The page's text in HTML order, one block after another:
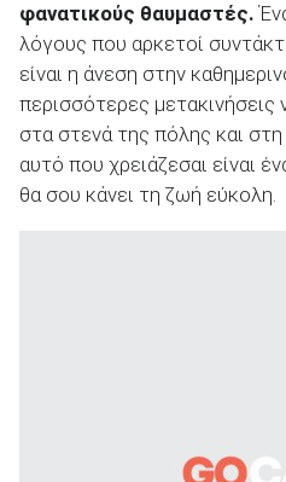
ΑΝΑΖΗΤΗΣΗ
φανατικούς θαυμαστές.
λόγους που αρκετοί
είναι η άνεση στην
περισσότερες
στα στενά της πόλης και
αυτό που χρειάζεσαι είναι
θα σου κάνει τη ζωή εύκολη.